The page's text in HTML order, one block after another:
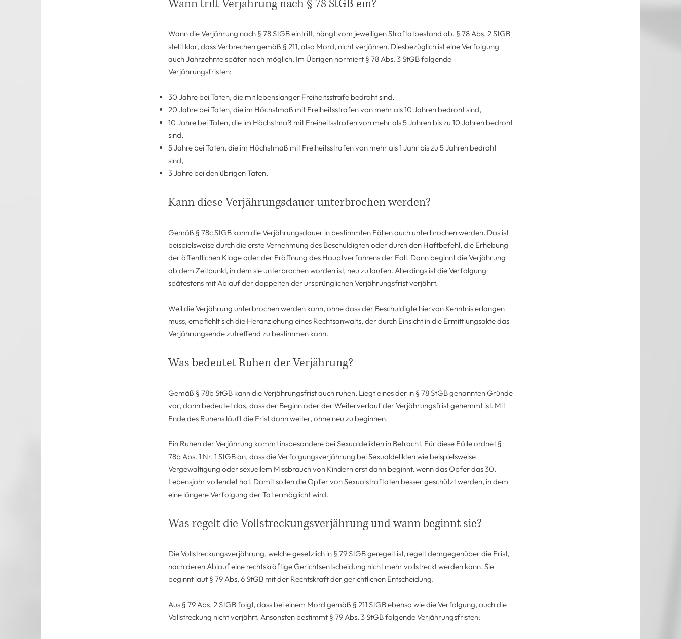
Wann tritt Verjährung nach § 78 StGB ein?
Wann die Verjährung nach § 78 StGB eintritt, hängt vom jeweiligen Straftatbestand ab. § 78 Abs. 2 StGB
stellt klar, dass Verbrechen gemäß § 211, also Mord, nicht verjähren. Diesbezüglich ist eine Verfolgung
auch Jahrzehnte später noch möglich. Im Übrigen normiert § 78 Abs. 3 StGB folgende
Verjährungsfristen:
30 Jahre bei Taten, die mit lebenslanger Freiheitsstrafe bedroht sind,
20 Jahre bei Taten, die im Höchstmaß mit Freiheitsstrafen von mehr als 10 Jahren bedroht sind,
10 Jahre bei Taten, die im Höchstmaß mit Freiheitsstrafen von mehr als 5 Jahren bis zu 10 Jahren bedroht
sind,
5 Jahre bei Taten, die im Höchstmaß mit Freiheitsstrafen von mehr als 1 Jahr bis zu 5 Jahren bedroht
sind,
3 Jahre bei den übrigen Taten.
Kann diese Verjährungsdauer unterbrochen werden?
Gemäß § 78c StGB kann die Verjährungsdauer in bestimmten Fällen auch unterbrochen werden. Das ist
beispielsweise durch die erste Vernehmung des Beschuldigten oder durch den Haftbefehl, die Erhebung
der öffentlichen Klage oder der Eröffnung des Hauptverfahrens der Fall. Dann beginnt die Verjährung
ab dem Zeitpunkt, in dem sie unterbrochen worden ist, neu zu laufen. Allerdings ist die Verfolgung
spätestens mit Ablauf der doppelten der ursprünglichen Verjährungsfrist verjährt.
Weil die Verjährung unterbrochen werden kann, ohne dass der Beschuldigte hiervon Kenntnis erlangen
muss, empfiehlt sich die Heranziehung eines Rechtsanwalts, der durch Einsicht in die Ermittlungsakte das
Verjährungsende zutreffend zu bestimmen kann.
Was bedeutet Ruhen der Verjährung?
Gemäß § 78b StGB kann die Verjährungsfrist auch ruhen. Liegt eines der in § 78 StGB genannten Gründe
vor, dann bedeutet das, dass der Beginn oder der Weiterverlauf der Verjährungsfrist gehemmt ist. Mit
Ende des Ruhens läuft die Frist dann weiter, ohne neu zu beginnen.
Ein Ruhen der Verjährung kommt insbesondere bei Sexualdelikten in Betracht. Für diese Fälle ordnet §
78b Abs. 1 Nr. 1 StGB an, dass die Verfolgungsverjährung bei Sexualdelikten wie beispielsweise
Vergewaltigung oder sexuellem Missbrauch von Kindern erst dann beginnt, wenn das Opfer das 30.
Lebensjahr vollendet hat. Damit sollen die Opfer von Sexualstraftaten besser geschützt werden, in dem
eine längere Verfolgung der Tat ermöglicht wird.
Was regelt die Vollstreckungsverjährung und wann beginnt sie?
Die Vollstreckungsverjährung, welche gesetzlich in § 79 StGB geregelt ist, regelt demgegenüber die Frist,
nach deren Ablauf eine rechtskräftige Gerichtsentscheidung nicht mehr vollstreckt werden kann. Sie
beginnt laut § 79 Abs. 6 StGB mit der Rechtskraft der gerichtlichen Entscheidung.
Aus § 79 Abs. 2 StGB folgt, dass bei einem Mord gemäß § 211 StGB ebenso wie die Verfolgung, auch die
Vollstreckung nicht verjährt. Ansonsten bestimmt § 79 Abs. 3 StGB folgende Verjährungsfristen: